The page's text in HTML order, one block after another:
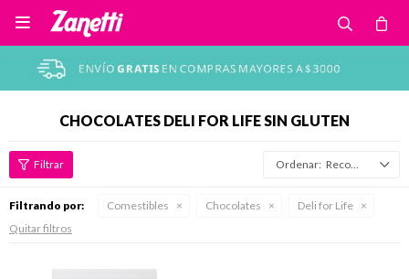

CHOCOLATES DELI FOR LIFE SIN GLUTEN
Recomendados
Filtrando por: Comestibles Chocolates
Deli for Life
Quitar filtros